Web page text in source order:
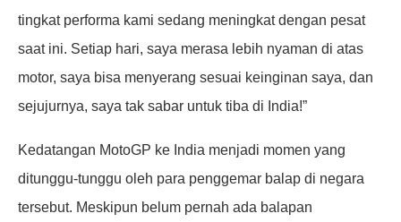
tingkat performa kami sedang meningkat dengan pesat
saat ini. Setiap hari, saya merasa lebih nyaman di atas
motor, saya bisa menyerang sesuai keinginan saya, dan
sejujurnya, saya tak sabar untuk tiba di India!”
Kedatangan MotoGP ke India menjadi momen yang
ditunggu-tunggu oleh para penggemar balap di negara
tersebut. Meskipun belum pernah ada balapan